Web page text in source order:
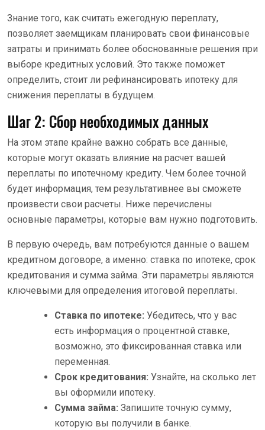
Знание того, как считать ежегодную переплату,
позволяет заемщикам планировать свои финансовые
затраты и принимать более обоснованные решения при
выборе кредитных условий. Это также поможет
определить, стоит ли рефинансировать ипотеку для
снижения переплаты в будущем.
Шаг 2: Сбор необходимых данных
На этом этапе крайне важно собрать все данные,
которые могут оказать влияние на расчет вашей
переплаты по ипотечному кредиту. Чем более точной
будет информация, тем результативнее вы сможете
произвести свои расчеты. Ниже перечислены
основные параметры, которые вам нужно подготовить.
В первую очередь, вам потребуются данные о вашем
кредитном договоре, а именно: ставка по ипотеке, срок
кредитования и сумма займа. Эти параметры являются
ключевыми для определения итоговой переплаты.
Ставка по ипотеке: Убедитесь, что у вас
есть информация о процентной ставке,
возможно, это фиксированная ставка или
переменная.
Срок кредитования: Узнайте, на сколько лет
вы оформили ипотеку.
Сумма займа: Запишите точную сумму,
которую вы получили в банке.